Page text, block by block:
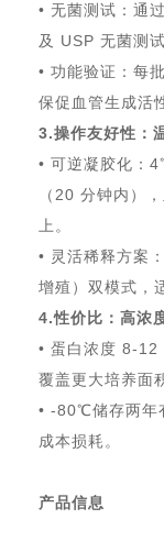
• 无菌测试：通
及 USP 无菌测
• 功能验证：每
保促血管生成活
3.操作友好性：
• 可逆凝胶化：
（20 分钟内）
上。
• 灵活稀释方案
增殖）双模式，
4.性价比：高浓
• 蛋白浓度 8-12
覆盖更大培养面
• -80℃储存两年
成本损耗。
产品信息